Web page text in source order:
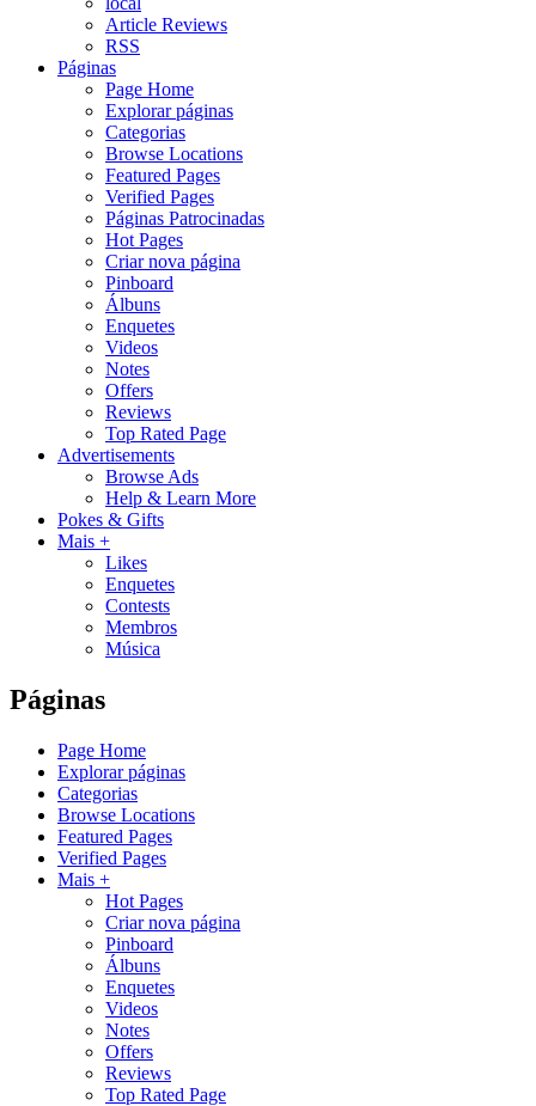
Article Reviews
RSS
Páginas
Page Home
Explorar páginas
Categorias
Browse Locations
Featured Pages
Verified Pages
Páginas Patrocinadas
Hot Pages
Criar nova página
Pinboard
Álbuns
Enquetes
Videos
Notes
Offers
Reviews
Top Rated Page
Advertisements
Browse Ads
Help & Learn More
Pokes & Gifts
Mais +
Likes
Enquetes
Contests
Membros
Música
Páginas
Page Home
Explorar páginas
Categorias
Browse Locations
Featured Pages
Verified Pages
Mais +
Hot Pages
Criar nova página
Pinboard
Álbuns
Enquetes
Videos
Notes
Offers
Reviews
Top Rated Page